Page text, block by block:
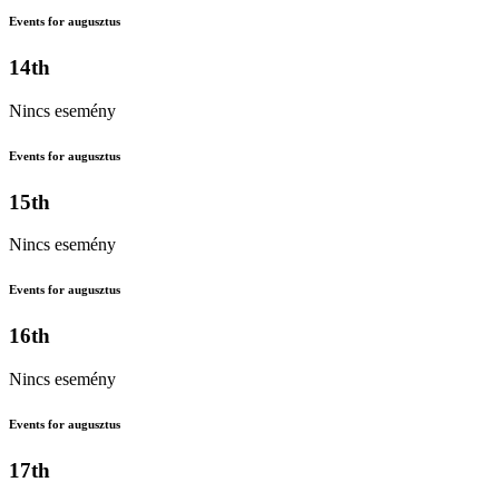
Events for augusztus
14th
Nincs esemény
Events for augusztus
15th
Nincs esemény
Events for augusztus
16th
Nincs esemény
Events for augusztus
17th